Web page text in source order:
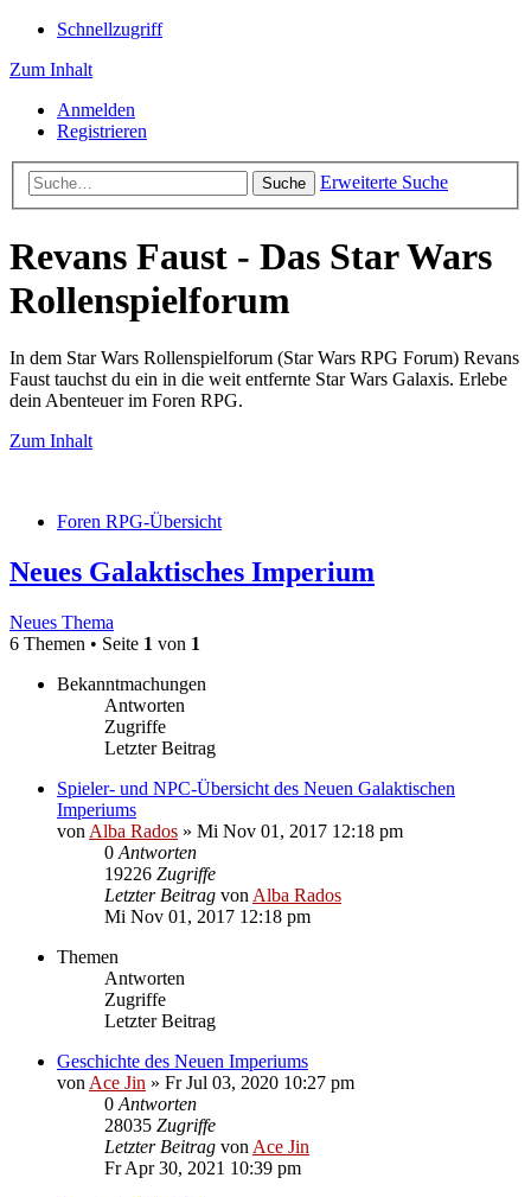
Schnellzugriff
Zum Inhalt
Anmelden
Registrieren
Suche Erweiterte Suche
Revans Faust - Das Star Wars
Rollenspielforum
In dem Star Wars Rollenspielforum (Star Wars RPG Forum) Revans
Faust tauchst du ein in die weit entfernte Star Wars Galaxis. Erlebe
dein Abenteuer im Foren RPG.
Zum Inhalt
Foren RPG-Übersicht
Neues Galaktisches Imperium
Neues Thema
6 Themen • Seite 1 von 1
Bekanntmachungen
Antworten
Zugriffe
Letzter Beitrag
Spieler- und NPC-Übersicht des Neuen Galaktischen
Imperiums
von Alba Rados » Mi Nov 01, 2017 12:18 pm
0 Antworten
19226 Zugriffe
Letzter Beitrag von Alba Rados
Mi Nov 01, 2017 12:18 pm
Themen
Antworten
Zugriffe
Letzter Beitrag
Geschichte des Neuen Imperiums
von Ace Jin » Fr Jul 03, 2020 10:27 pm
0 Antworten
28035 Zugriffe
Letzter Beitrag von Ace Jin
Fr Apr 30, 2021 10:39 pm